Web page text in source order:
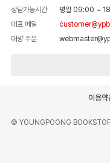
상담가능시간 평일 09:00 ~
대표 메일
대량 주문
이용약
© YOUNGPOONG